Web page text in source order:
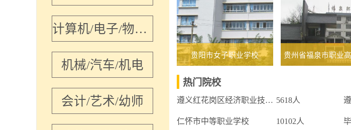
计算机/电子/物联网
机械/汽车/机电
会计/艺术/幼师
贵阳市女子职业学校 贵州省福泉市职业
热门院校
遵义红花岗区经济职业技术学校 5618人
仁怀市中等职业学校 10102人